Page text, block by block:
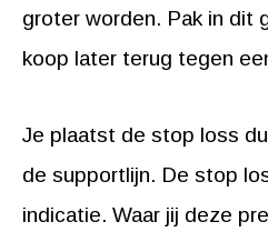
groter worden. Pak in dit
koop later terug tegen
Je plaatst de stop loss
de supportlijn. De stop
indicatie. Waar jij deze